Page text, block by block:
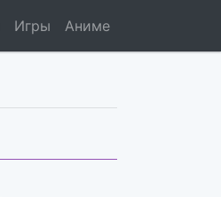
Игры Аниме